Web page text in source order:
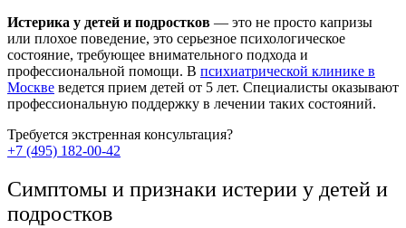
Истерика у детей и подростков — это не просто капризы
или плохое поведение, это серьезное психологическое
состояние, требующее внимательного подхода и
профессиональной помощи. В психиатрической клинике в
Москве ведется прием детей от 5 лет. Специалисты оказывают
профессиональную поддержку в лечении таких состояний.
Требуется экстренная консультация?
+7 (495) 182-00-42
Симптомы и признаки истерии у детей и
подростков